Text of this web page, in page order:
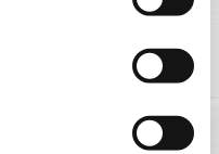
der Pizzen sind circa-
geringfügig variieren.
Lebensmitteln